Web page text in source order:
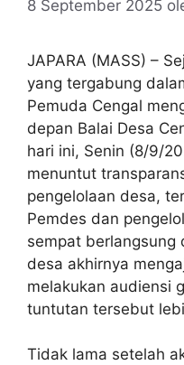
8 September 2025
JAPARA (MASS) –
yang tergabung
Pemuda Cengal
depan Balai Desa
hari ini, Senin (8/9/
menuntut
pengelolaan desa,
Pemdes dan
sempat berlangsung
desa akhirnya
melakukan audiensi
tuntutan tersebut
Tidak lama setelah